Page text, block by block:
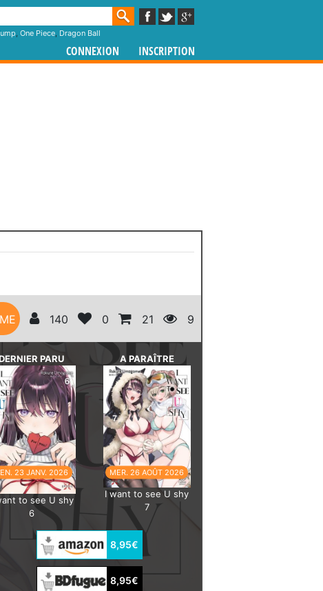
, One Piece, Dragon Ball
CONNEXION INSCRIPTION
140 0 21 9
PARU
23 JANV. 2026
to see U shy
6
A PARAÎTRE
MER. 26 AOÛT 2026
I want to see U shy
7
8,95€
8,95€